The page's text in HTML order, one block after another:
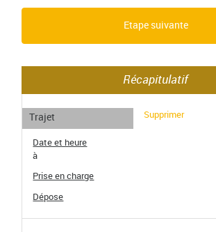
Etape suivante
Récapitulatif
Trajet Supprimer
Date et heure
à
Prise en charge
Dépose